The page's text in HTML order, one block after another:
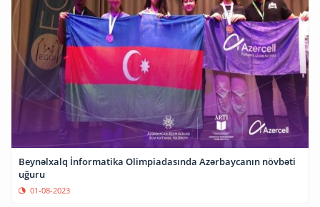
Beynəlxalq İnformatika Olimpiadasında Azərbaycanın növbəti
uğuru
01-08-2023